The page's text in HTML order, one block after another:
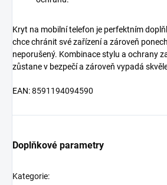
Kryt na mobilní telefon je perfektním
chce chránit své zařízení a zároveň
neporušený. Kombinace stylu a ochrany
zůstane v bezpečí a zároveň vypadá
EAN:8591194094590
Doplňkové parametry
Kategorie: